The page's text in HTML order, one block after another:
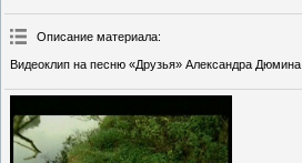
Описание материала:
Видеоклип на песню «Друзья» Александра Дюмина.